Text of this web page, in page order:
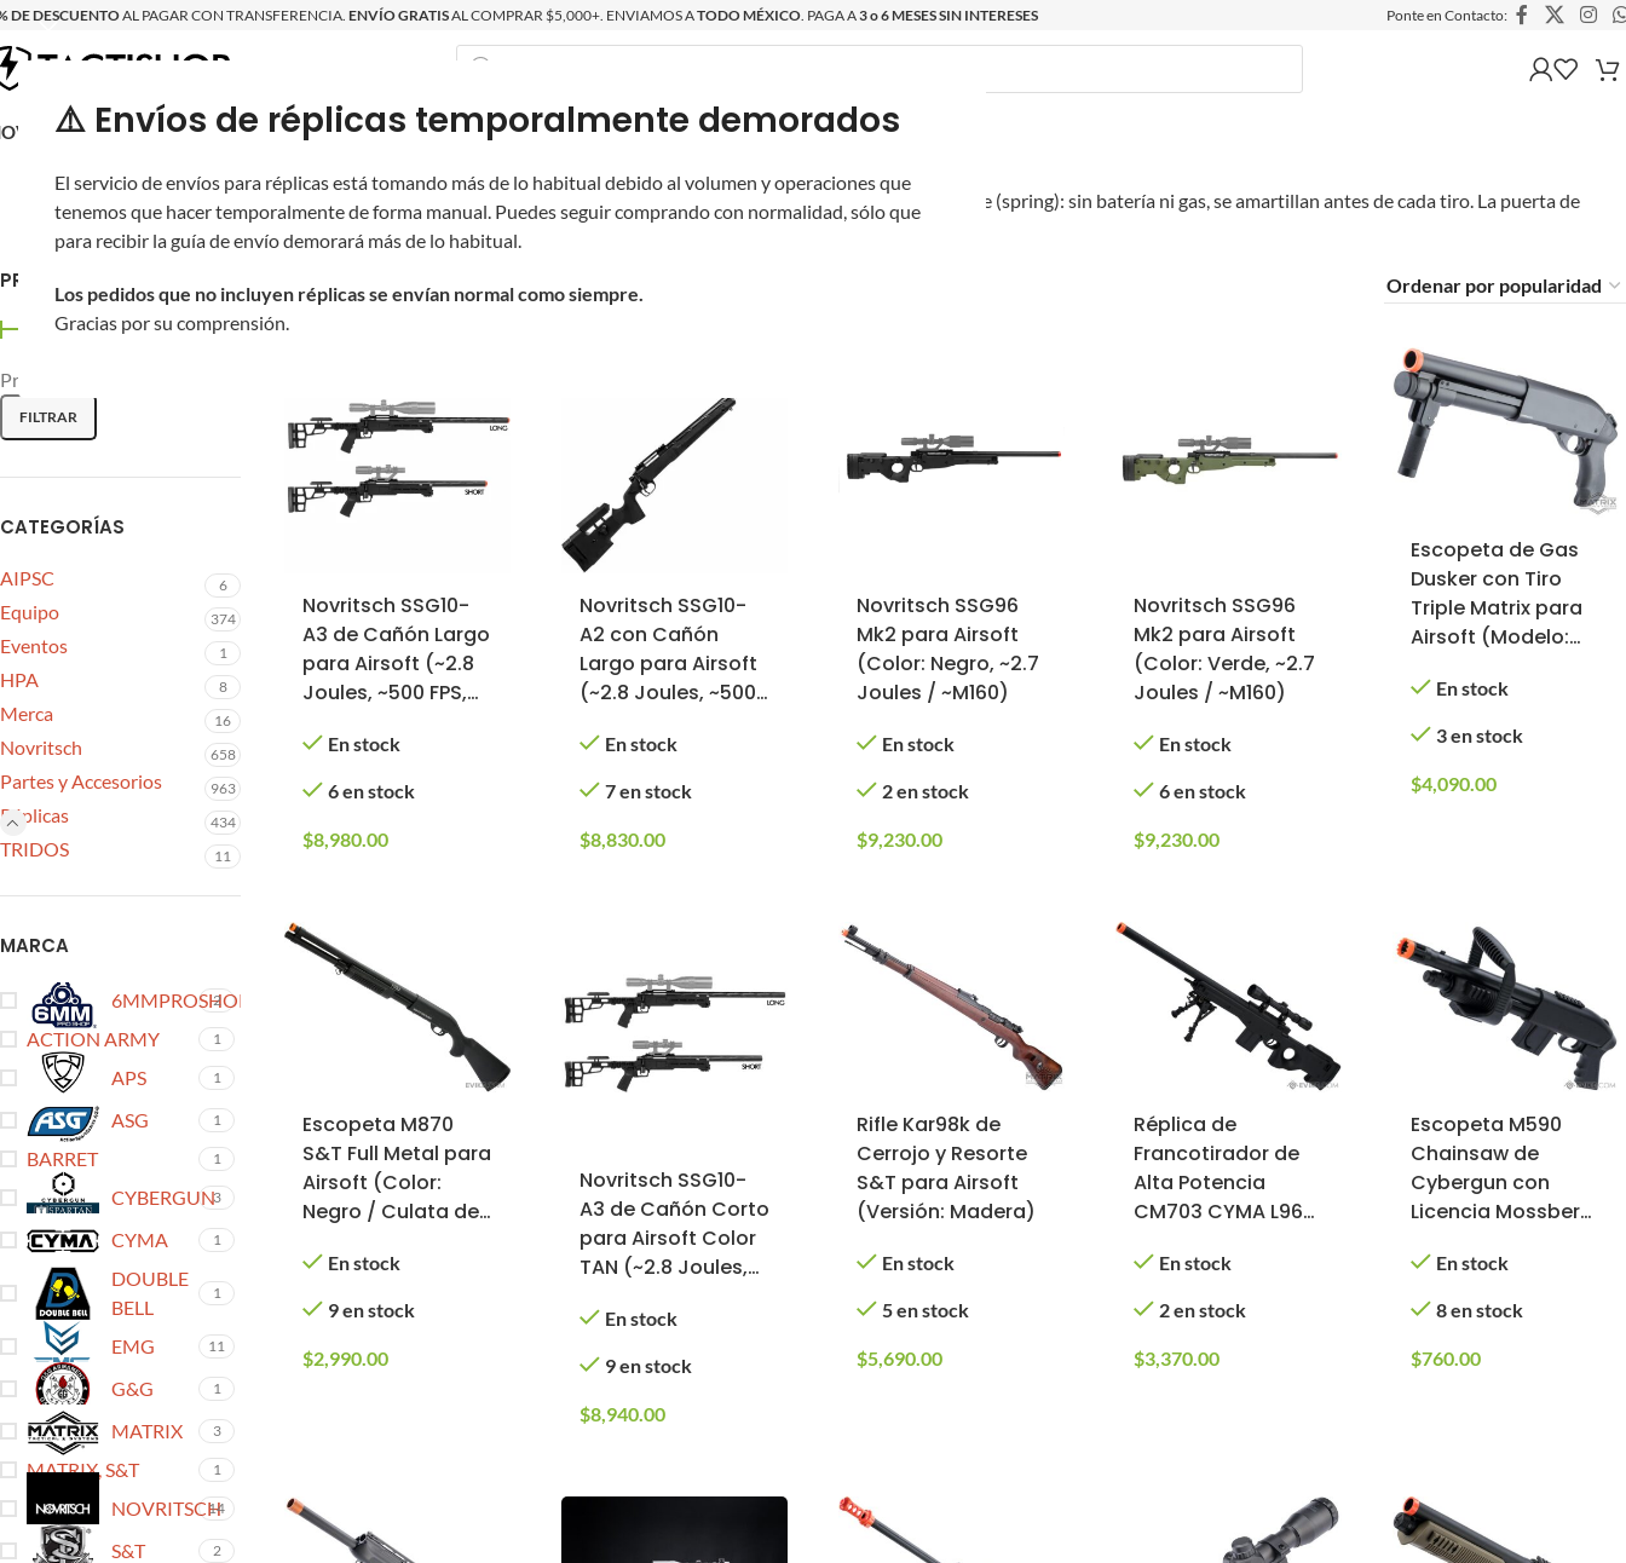
⚠️ Envíos de réplicas temporalmente demorados
El servicio de envíos para réplicas está tomando más de lo habitual debido al volumen y operaciones que
tenemos que hacer temporalmente de forma manual. Puedes seguir comprando con normalidad, sólo que
para recibir la guía de envío demorará más de lo habitual.
Los pedidos que no incluyen réplicas se envían normal como siempre.
Gracias por su comprensión.
DE DESCUENTOAL PAGAR CON TRANSFERENCIA. ENVÍO GRATISAL COMPRAR $5,000+. ENVIAMOS ATODO MÉXICO . PAGA A3 o 6 MESES SIN INTERESES Ponte en Contacto:
RÉPLICASPARTES Y ACCESORIOSEQUIPOPRODUCTOS NUEVOSPROMOCIONES
PRECIO
FILTRAR
Precio:
CATEGORÍAS
AIPSC 6
Equipo 374
Eventos 1
HPA 8
Merca 16
Novritsch 658
Partes y Accesorios 963
Réplicas 434
TRIDOS 11
MARCA
6MMPROSHOP
2
ACTION ARMY 1
APS 1
ASG 1
BARRET 1
CYBERGUN3
CYMA 1
DOUBLE
BELL
1
EMG 11
G&G 1
MATRIX 3
MATRIX, S&T 1
NOVRITSCH
14
S&T 2
Réplicas de resorte: simples, confiables y accesibles.
Réplicas de acción por resorte (spring): sin batería ni gas, se amartillan antes de cada tiro. La puerta de
entrada al airsoft y la base de las plataformas de francotirador.
Inicio /Réplicas
Novritsch SSG10-
A3 de Cañón Largo
para Airsoft (~2.8
Joules, ~500 FPS,
En stock
6 en stock
$8,980.00
Novritsch SSG10-
A2 con Cañón
Largo para Airsoft
(~2.8 Joules, ~500
En stock
7 en stock
$8,830.00
Novritsch SSG96
Mk2 para Airsoft
(Color: Negro, ~2.7
Joules / ~M160)
En stock
2 en stock
$9,230.00
Novritsch SSG96
Mk2 para Airsoft
(Color: Verde, ~2.7
Joules / ~M160)
En stock
6 en stock
$9,230.00
Escopeta de Gas
Dusker con Tiro
Triple Matrix para
Airsoft (Modelo:
Negro)
En stock
3 en stock
$4,090.00
Escopeta M870
S&T Full Metal para
Airsoft (Color:
Negro / Culata de
En stock
9 en stock
$2,990.00
Novritsch SSG10-
A3 de Cañón Corto
para Airsoft Color
TAN (~2.8 Joules,
En stock
9 en stock
$8,940.00
Rifle Kar98k de
Cerrojo y Resorte
S&T para Airsoft
(Versión: Madera)
En stock
5 en stock
$5,690.00
Réplica de
Francotirador de
Alta Potencia
CM703 CYMA L96
Acción a Cerrojo
para Airsoft
En stock
2 en stock
$3,370.00
Escopeta M590
Chainsaw de
Cybergun con
Licencia Mossberg
En stock
8 en stock
$760.00